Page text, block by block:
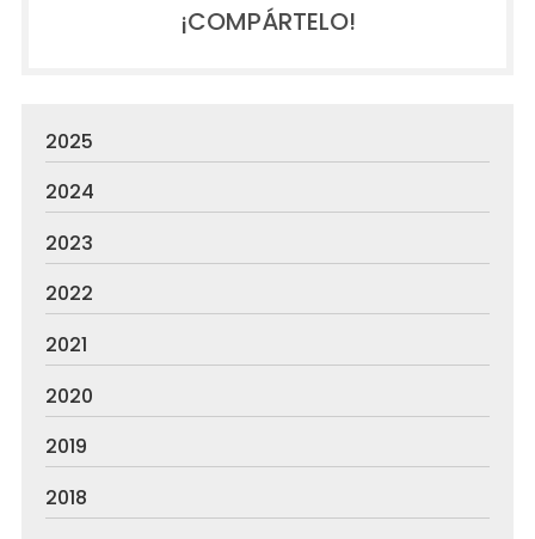
¡COMPÁRTELO!
2025
2024
2023
2022
2021
2020
2019
2018